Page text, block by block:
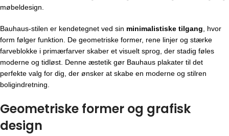
møbeldesign.
Bauhaus-stilen er kendetegnet ved sin minimalistiske tilgang , hvor
form følger funktion. De geometriske former, rene linjer og stærke
farveblokke i primærfarver skaber et visuelt sprog, der stadig føles
moderne og tidløst. Denne æstetik gør Bauhaus plakater til det
perfekte valg for dig, der ønsker at skabe en moderne og stilren
boligindretning.
Geometriske former og grafisk
design